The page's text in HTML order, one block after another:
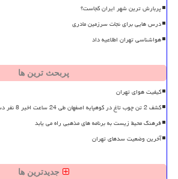
پربارش ترین شهر ایران کجاست؟
درس هایی برای نجات سرزمین مادری
هواشناسی تهران اطلاعیه داد
پربحث ترین ها
کیفیت هوای تهران
کشف 2 تن چوب تاغ در کوهپایه اصفهان طی 24 ساعت اخیر 8 نفر دستگیر شدند
فرهنگ محیط زیست به برنامه های مذهبی راه می یابد
آخرین وضعیت سدهای تهران
جدیدترین ها